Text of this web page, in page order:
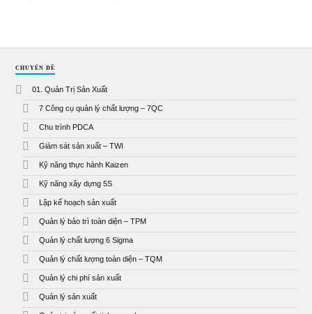
CHUYÊN ĐỀ
01. Quản Trị Sản Xuất
7 Công cụ quản lý chất lượng – 7QC
Chu trình PDCA
Giám sát sản xuất – TWI
Kỹ năng thực hành Kaizen
Kỹ năng xây dựng 5S
Lập kế hoạch sản xuất
Quản lý bảo trì toàn diện – TPM
Quản lý chất lượng 6 Sigma
Quản lý chất lượng toàn diện – TQM
Quản lý chi phí sản xuất
Quản lý sản xuất